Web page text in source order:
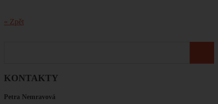
KONTAKTY
Petra Nemravová
« Zpět